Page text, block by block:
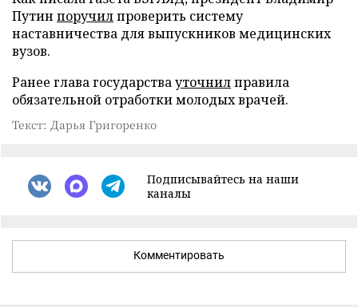
Путин поручилпроверить систему
наставничества для выпускников медицинских
вузов.
Ранее глава государствауточнилправила
обязательной отработки молодых врачей.
Текст: Дарья Григоренко
Подписывайтесь на наши
каналы
Комментировать